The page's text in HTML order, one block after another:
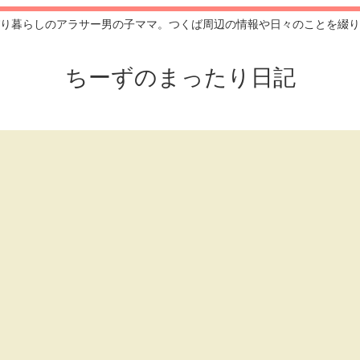
暮らしのアラサー男の子ママ。つくば周辺の情報や日々のことを綴
ちーずのまったり日記